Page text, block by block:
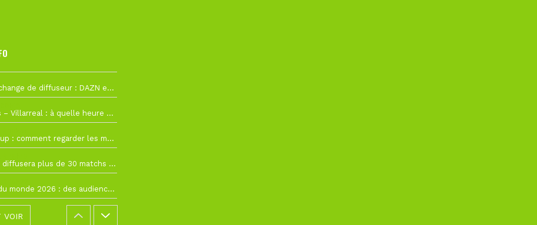
La Liga change de diffuseur : DAZN et Disney+ remplacent beIN Sports !
RC Lens – Villarreal : à quelle heure et sur quelle chaîne voir la finale de la Como Cup ?
Como Cup : comment regarder les matchs du RC Lens en direct ?
Ligue 1+ diffusera plus de 30 matchs amicaux avant la reprise de la Ligue 1
Coupe du monde 2026 : des audiences record, mais M6 devrait perdre très gros !
VOIR